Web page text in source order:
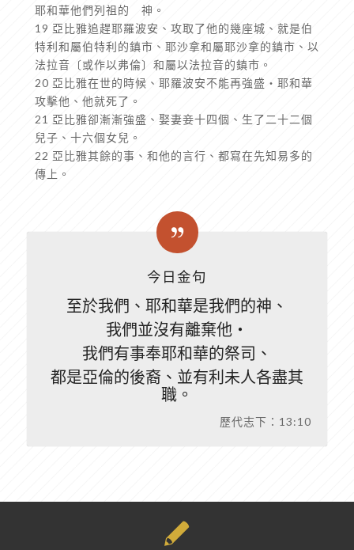
耶和華他們列祖的 神。
19 亞比雅追趕耶羅波安、攻取了他的幾座城、就是伯
特利和屬伯特利的鎮市、耶沙拿和屬耶沙拿的鎮市、以
法拉音〔或作以弗倫〕和屬以法拉音的鎮市。
20 亞比雅在世的時候、耶羅波安不能再強盛‧耶和華
攻擊他、他就死了。
21 亞比雅卻漸漸強盛、娶妻妾十四個、生了二十二個
兒子、十六個女兒。
22 亞比雅其餘的事、和他的言行、都寫在先知易多的
傳上。
今日金句
至於我們、耶和華是我們的神、
我們並沒有離棄他‧
我們有事奉耶和華的祭司、
都是亞倫的後裔、並有利未人各盡其
職。
歷代志下：13:10